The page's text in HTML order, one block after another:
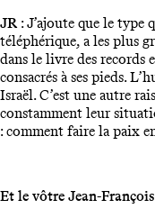
JR : J’ajoute que le type
téléphérique, a les plus
dans le livre des records
consacrés à ses pieds.
Israël. C’est une autre
constamment leur
: comment faire la paix
Et le vôtre Jean-